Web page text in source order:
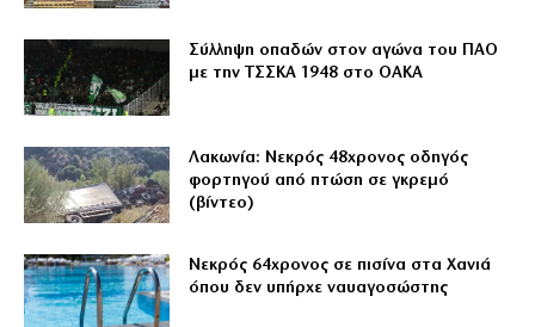
Σύλληψη οπαδών στον αγώνα του ΠΑΟ
με την ΤΣΣΚΑ 1948 στο ΟΑΚΑ
Λακωνία: Νεκρός 48χρονος οδηγός
φορτηγού από πτώση σε γκρεμό
(βίντεο)
Νεκρός 64χρονος σε πισίνα στα Χανιά
όπου δεν υπήρχε ναυαγοσώστης